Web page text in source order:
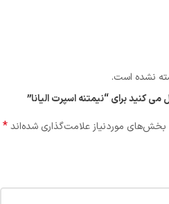
نشده است.
کنید برای “نیمتنه اسپرت الیانا”
بخش‌های موردنیاز علامت‌گذاری شده‌اند*